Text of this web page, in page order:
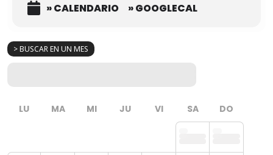
> BUSCAR EN UN MES
LU MA MI JU VI SA DO
» CALENDARIO » GOOGLECAL